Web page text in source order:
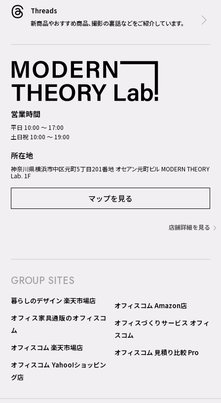
Threads
新商品やおすすめ商品、撮影の裏話などをご紹介しています。
営業時間
平日 10:00 ～ 17:00
土日祝 10:00 ～ 19:00
所在地
神奈川県横浜市中区元町5丁⽬201番地 オセアン元町ビル MODERN THEORY
Lab. 1F
マップを見る
店舗詳細を見る
GROUP SITES
暮らしのデザイン 楽天市場店
オフィス家具通販のオフィスコ
ム
オフィスコム 楽天市場店
オフィスコム Yahoo!ショッピン
グ店
オフィスコム Amazon店
オフィスづくりサービス オフィ
スコム
オフィスコム 見積り比較 Pro